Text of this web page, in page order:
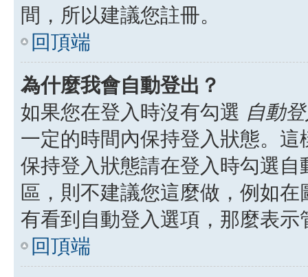
間，所以建議您註冊。
回頂端
為什麼我會自動登出？
如果您在登入時沒有勾選 自動
一定的時間內保持登入狀態。
保持登入狀態請在登入時勾選
區，則不建議您這麼做，例如
有看到自動登入選項，那麼表
回頂端